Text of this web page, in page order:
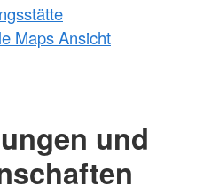
Maps Ansicht
und